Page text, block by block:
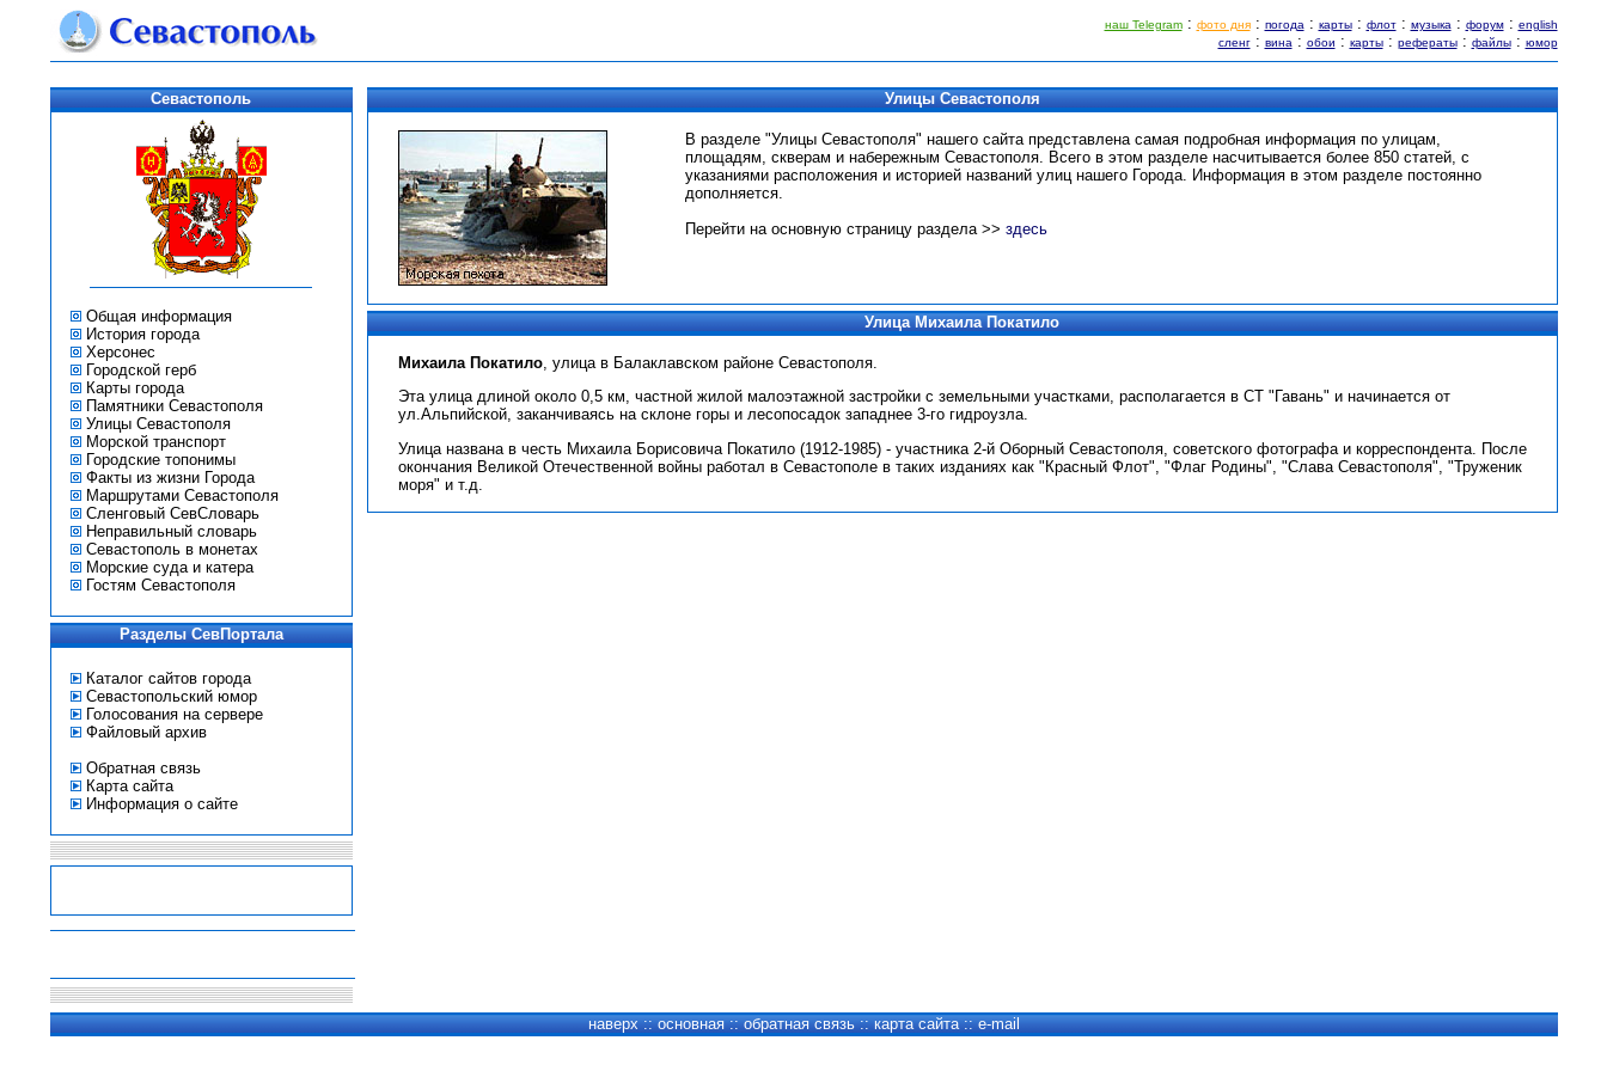
наш Telegram: фото дня: погода: карты: флот: музыка: форум: english
сленг: вина: обои : карты: рефераты: файлы: юмор
Севастополь
Общая информация
История города
Херсонес
Городской герб
Карты города
Памятники Севастополя
Улицы Севастополя
Морской транспорт
Городские топонимы
Факты из жизни Города
Маршрутами Севастополя
Сленговый СевСловарь
Неправильный словарь
Севастополь в монетах
Морские суда и катера
Гостям Севастополя
Разделы СевПортала
Каталог сайтов города
Севастопольский юмор
Голосования на сервере
Файловый архив
Обратная связь
Карта сайта
Информация о сайте
Улицы Севастополя
В разделе "Улицы Севастополя" нашего сайта представлена самая подробная информация по улицам,
площадям, скверам и набережным Севастополя. Всего в этом разделе насчитывается более 850 статей, с
указаниями расположения и историей названий улиц нашего Города. Информация в этом разделе постоянно
дополняется.
Перейти на основную страницу раздела >> здесь
Улица Михаила Покатило
Михаила Покатило, улица в Балаклавском районе Севастополя.
Эта улица длиной около 0,5 км, частной жилой малоэтажной застройки с земельными участками, располагается в СТ "Гавань" и начинается от
ул.Альпийской, заканчиваясь на склоне горы и лесопосадок западнее 3-го гидроузла.
Улица названа в честь Михаила Борисовича Покатило (1912-1985) - участника 2-й Оборный Севастополя, советского фотографа и корреспондента. После
окончания Великой Отечественной войны работал в Севастополе в таких изданиях как "Красный Флот", "Флаг Родины", "Слава Севастополя", "Труженик
моря" и т.д.
наверх ::основная ::обратная связь :: карта сайта::e-mail